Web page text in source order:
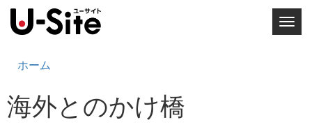
T
ホーム
海外とのかけ橋